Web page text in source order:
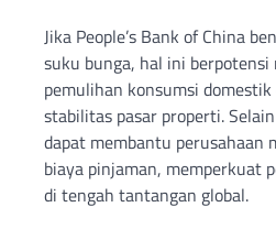
Jika People’s Bank of China
suku bunga, hal ini berpotensi
pemulihan konsumsi
stabilitas pasar properti.
dapat membantu perusahaan
biaya pinjaman, memperkuat
di tengah tantangan global.